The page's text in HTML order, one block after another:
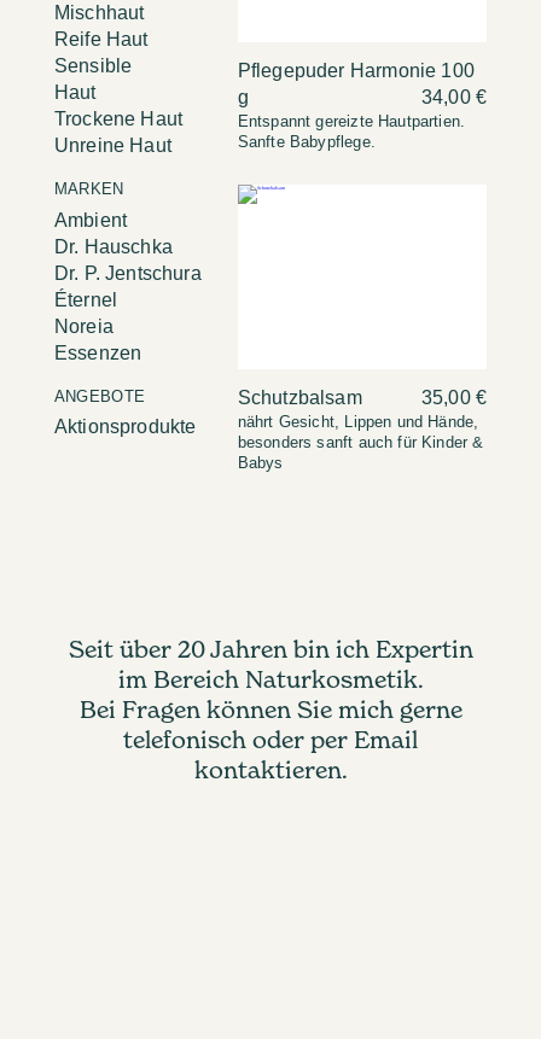
Mischhaut
Reife Haut
Sensible
Haut
Trockene Haut
Unreine Haut
MARKEN
Ambient
Dr. Hauschka
Dr. P. Jentschura
Éternel
Noreia
Essenzen
ANGEBOTE
Aktionsprodukte
Pflegepuder Harmonie 100
g
34,00 €
Entspannt gereizte Hautpartien.
Sanfte Babypflege.
Schutzbalsam 35,00 €
nährt Gesicht, Lippen und Hände,
besonders sanft auch für Kinder &
Babys
Seit über 20 Jahren bin ich Expertin
im Bereich Naturkosmetik.
Bei Fragen können Sie mich gerne
telefonisch oder per Email
kontaktieren.